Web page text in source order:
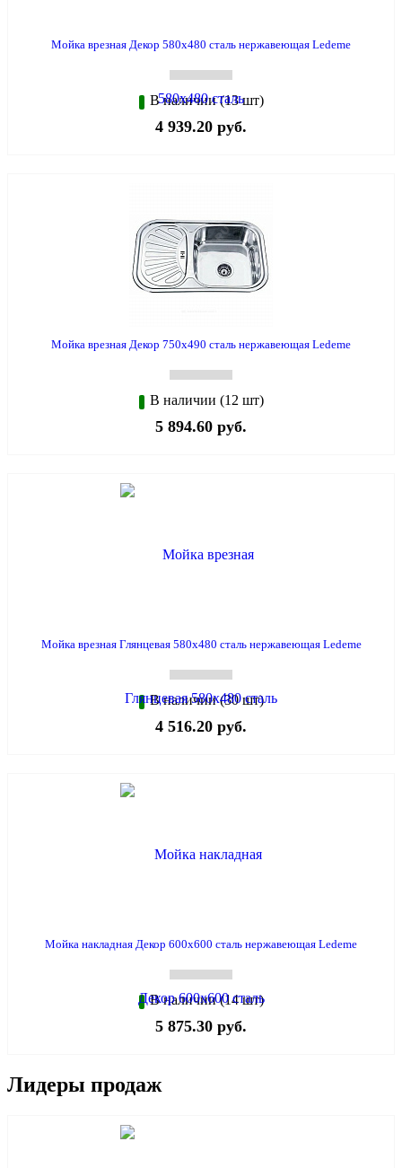
Мойка врезная Декор 580х480 сталь нержавеющая Ledeme
В наличии (13 шт)
4 939.20 руб.
Мойка врезная Декор 750х490 сталь нержавеющая Ledeme
В наличии (12 шт)
5 894.60 руб.
Мойка врезная Глянцевая 580х480 сталь нержавеющая Ledeme
В наличии (30 шт)
4 516.20 руб.
Мойка накладная Декор 600х600 сталь нержавеющая Ledeme
В наличии (14 шт)
5 875.30 руб.
Лидеры продаж